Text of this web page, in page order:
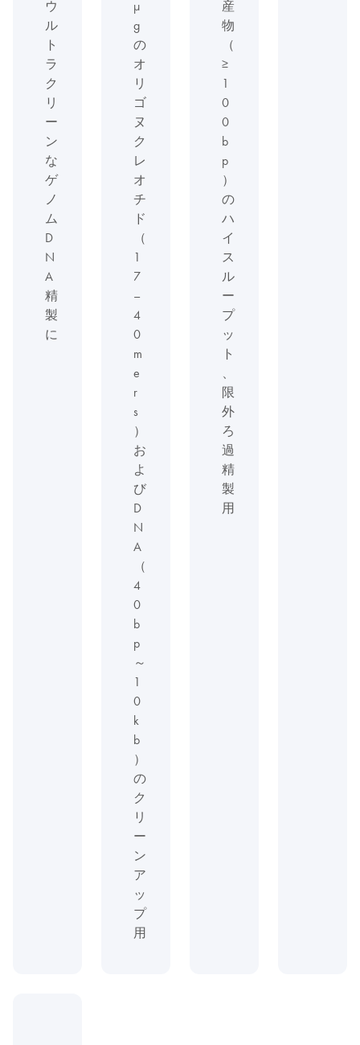
ウ
ル
ト
ラ
ク
リ
ー
ン
な
ゲ
ノ
ム
D
N
A
精
製
に
µ
g
の
オ
リ
ゴ
ヌ
ク
レ
オ
チ
ド
（
1
7
–
4
0
m
e
r
s
）
お
よ
び
D
N
A
（
4
0
b
p
～
1
0
k
b
）
の
ク
リ
ー
ン
ア
ッ
プ
用
産
物
（
≥
1
0
0
b
p
）
の
ハ
イ
ス
ル
ー
プ
ッ
ト
、
限
外
ろ
過
精
製
用